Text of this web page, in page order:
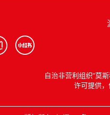
自治非营利组织“莫
许可提供